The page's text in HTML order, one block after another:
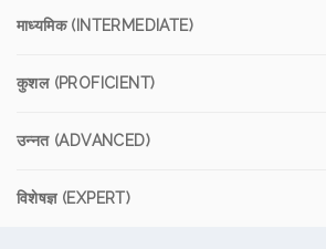
माध्यमिक (INTERMEDIATE)
कुशल (PROFICIENT)
उन्नत (ADVANCED)
विशेषज्ञ (EXPERT)